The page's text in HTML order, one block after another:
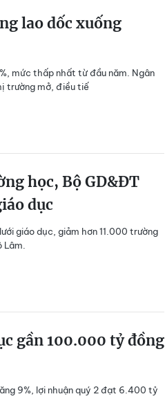
lao dốc xuống
mức thấp nhất từ đầu năm. Ngân
trường mở, điều tiế
học, Bộ GD&ĐT
dục
giáo dục, giảm hơn 11.000 trường
gần 100.000 tỷ đồng
9%, lợi nhuận quý 2 đạt 6.400 tỷ